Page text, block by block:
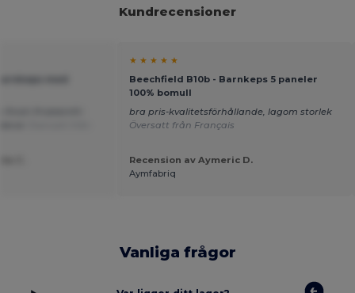
Kundrecensioner
★ ★ ★ ★ ★
Beechfield B10b - Barnkeps 5 paneler
100% bomull
bra pris-kvalitetsförhållande, lagom storlek
Översatt från Français
Recension av Aymeric D.
Aymfabriq
Vanliga frågor